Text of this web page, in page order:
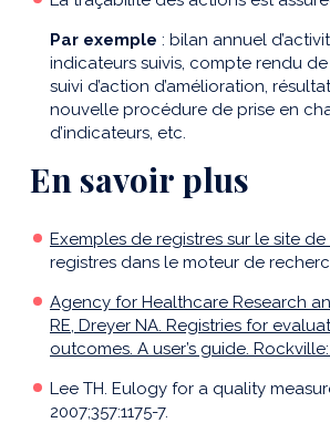
Par exemple : bilan annuel
indicateurs suivis, compte rendu
suivi d’action d’amélioration,
nouvelle procédure de prise en
d’indicateurs, etc.
En savoir plus
Exemples de registres sur le site de
registres dans le moteur de
Agency for Healthcare Research
RE, Dreyer NA. Registries for
outcomes. A user’s guide.
Lee TH. Eulogy for a quality
2007;357:1175-7.